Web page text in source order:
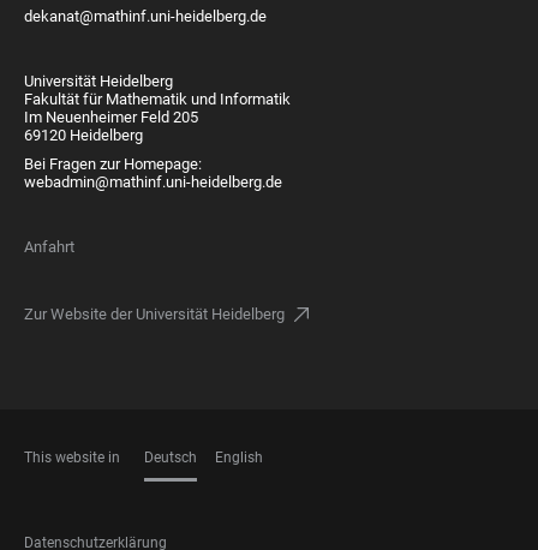
dekanat@mathinf.uni-heidelberg.de
Universität Heidelberg
Fakultät für Mathematik und Informatik
Im Neuenheimer Feld 205
69120 Heidelberg
Bei Fragen zur Homepage:
webadmin@mathinf.uni-heidelberg.de
Anfahrt
Zur Website der Universität Heidelberg
This website in Deutsch English
FOOTER
Datenschutzerklärung